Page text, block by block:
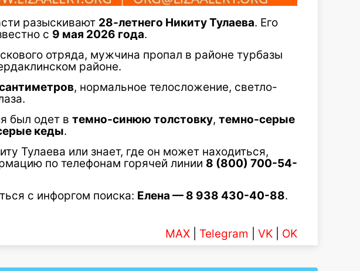
разыскивают 28-летнего Никиту Тулаева. Его
с 9 мая 2026 года.
отряда, мужчина пропал в районе турбазы
районе.
, нормальное телосложение, светло-
был одет в темно-синюю толстовку, темно-серые
кеды.
Тулаева или знает, где он может находиться,
по телефонам горячей линии 8 (800) 700-54-
с инфоргом поиска: Елена — 8 938 430-40-88.
MAX Telegram VK OK